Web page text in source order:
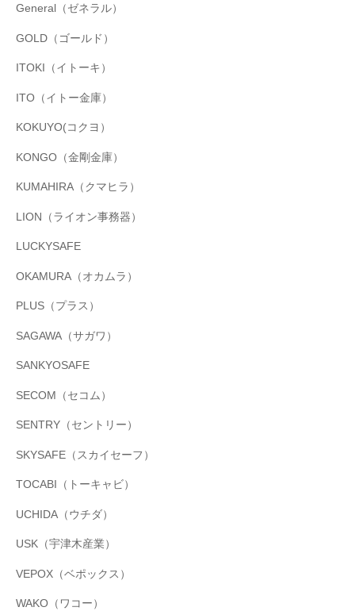
General（ゼネラル）
GOLD（ゴールド）
ITOKI（イトーキ）
ITO（イトー金庫）
KOKUYO(コクヨ）
KONGO（金剛金庫）
KUMAHIRA（クマヒラ）
LION（ライオン事務器）
LUCKYSAFE
OKAMURA（オカムラ）
PLUS（プラス）
SAGAWA（サガワ）
SANKYOSAFE
SECOM（セコム）
SENTRY（セントリー）
SKYSAFE（スカイセーフ）
TOCABI（トーキャビ）
UCHIDA（ウチダ）
USK（宇津木産業）
VEPOX（ベポックス）
WAKO（ワコー）